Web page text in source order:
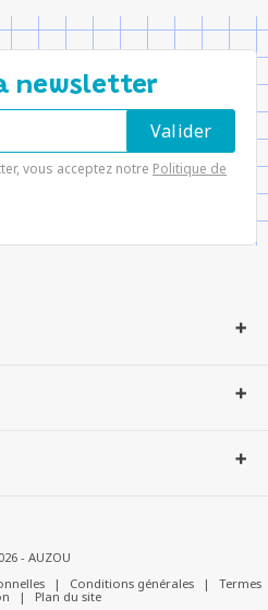
newsletter
vous acceptez notre Politique de
- AUZOU
| Conditions générales |
Termes
| Plan du site